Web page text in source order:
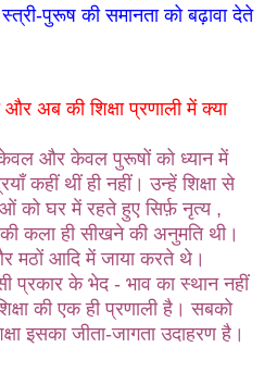
स्त्री-पुरूष की समानता को बढ़ावा देते
और अब की शिक्षा प्रणाली में क्या
केवल और केवल पुरूषों को ध्यान में
कहीं थीं ही नहीं। उन्हें शिक्षा से
को घर में रहते हुए सिर्फ़ नृत्य ,
कला ही सीखने की अनुमति थी।
मठों आदि में जाया करते थे।
प्रकार के भेद - भाव का स्थान नहीं
की एक ही प्रणाली है। सबको
इसका जीता-जागता उदाहरण है।